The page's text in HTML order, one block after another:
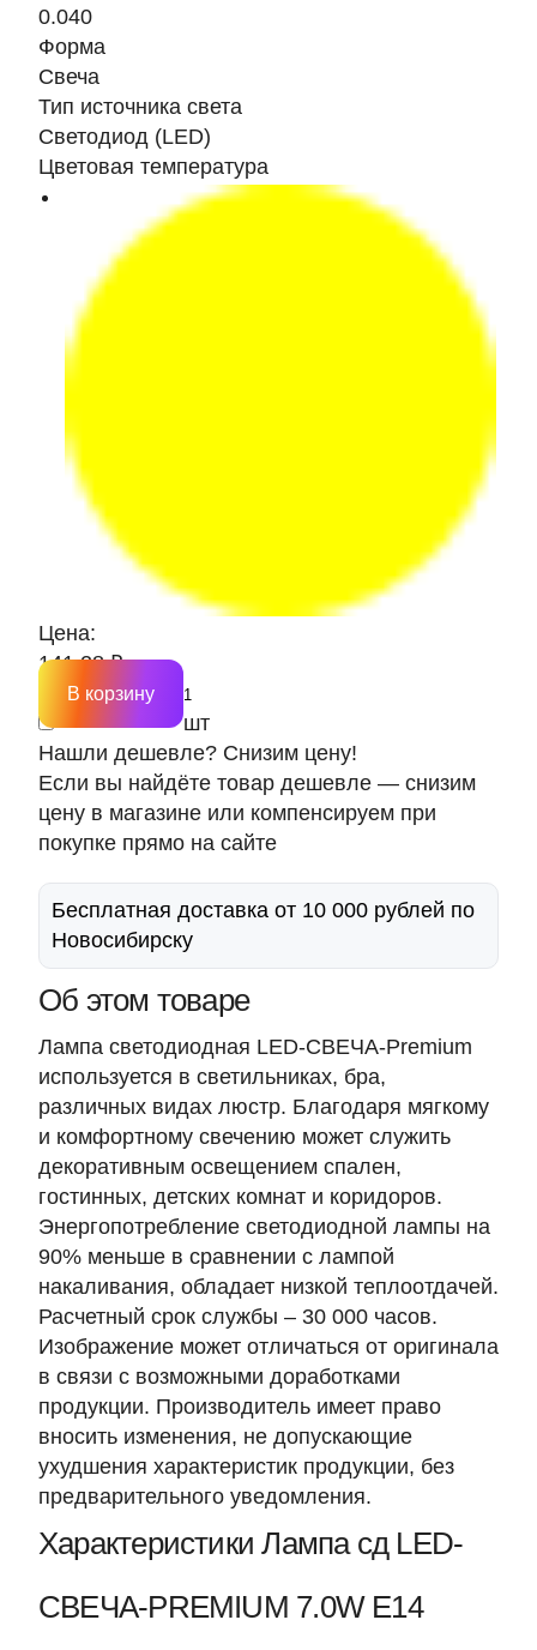
0.040
Форма
Свеча
Тип источника света
Светодиод (LED)
Цветовая температура
Цена:
141.28 ₽
шт
В корзину
Нашли дешевле? Снизим цену!
Если вы найдёте товар дешевле — снизим
цену в магазине или компенсируем при
покупке прямо на сайте
Бесплатная доставка от 10 000 рублей по
Новосибирску
Об этом товаре
Лампа светодиодная LED-СВЕЧА-Premium
используется в светильниках, бра,
различных видах люстр. Благодаря мягкому
и комфортному свечению может служить
декоративным освещением спален,
гостинных, детских комнат и коридоров.
Энергопотребление светодиодной лампы на
90% меньше в сравнении с лампой
накаливания, обладает низкой теплоотдачей.
Расчетный срок службы – 30 000 часов.
Изображение может отличаться от оригинала
в связи с возможными доработками
продукции. Производитель имеет право
вносить изменения, не допускающие
ухудшения характеристик продукции, без
предварительного уведомления.
Характеристики Лампа сд LED-
СВЕЧА-PREMIUM 7.0W Е14